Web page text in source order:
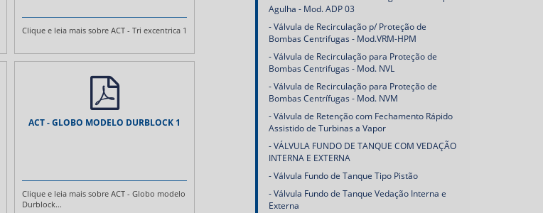
Clique e leia mais sobre ACT - Tri excentrica 1
ACT - GLOBO MODELO DURBLOCK 1
Clique e leia mais sobre ACT - Globo modelo
Durblock...
Agulha - Mod. ADP 03
Válvula de Recirculação p/ Proteção de
Bombas Centrifugas - Mod.VRM-HPM
Válvula de Recirculação para Proteção de
Bombas Centrifugas - Mod. NVL
Válvula de Recirculação para Proteção de
Bombas Centrífugas - Mod. NVM
Válvula de Retenção com Fechamento Rápido
Assistido de Turbinas a Vapor
VÁLVULA FUNDO DE TANQUE COM VEDAÇÃO
INTERNA E EXTERNA
Válvula Fundo de Tanque Tipo Pistão
Válvula Fundo de Tanque Vedação Interna e
Externa